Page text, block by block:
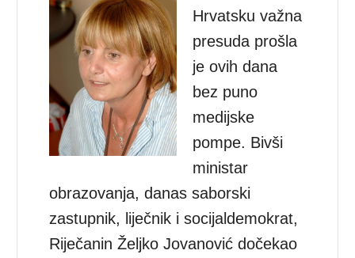
Hrvatsku važna
presuda prošla
je ovih dana
bez puno
medijske
pompe. Bivši
ministar
obrazovanja, danas saborski
zastupnik, liječnik i socijaldemokrat,
Riječanin Željko Jovanović dočekao